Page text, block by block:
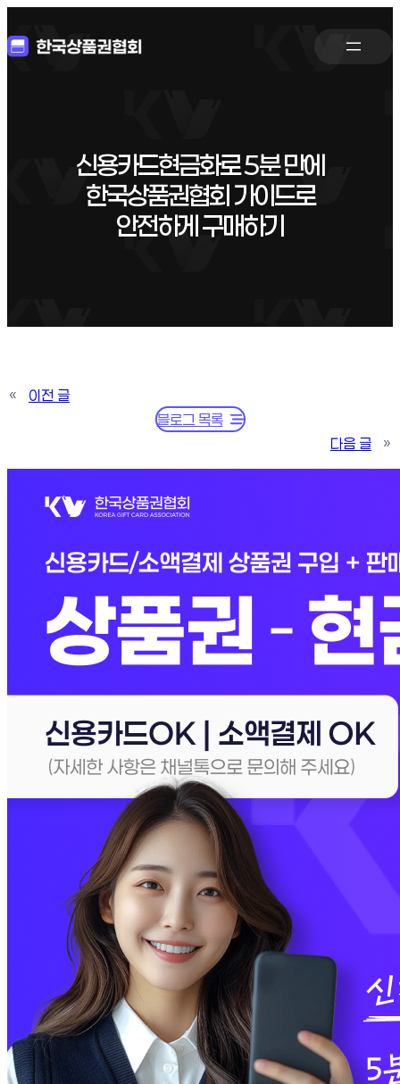
신용카드현금화로 5분 만에
한국상품권협회 가이드로
안전하게 구매하기
«
이전 글
블로그 목록
다음 글
»